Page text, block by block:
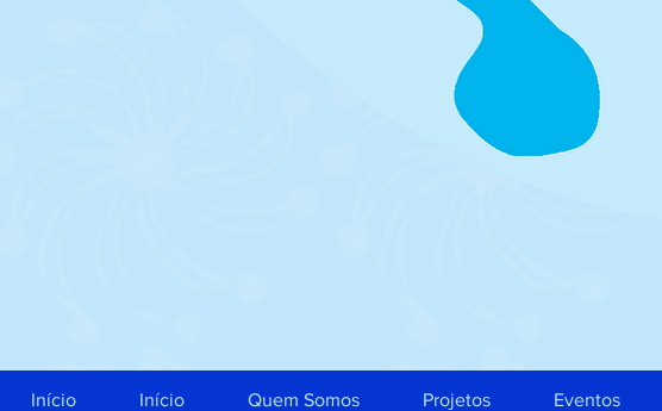
Início Início Quem Somos Projetos Eventos